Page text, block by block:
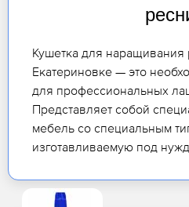
Кушетка для наращивания
Екатериновке — это
для профессиональных
Представляет собой
мебель со специальным
изготавливаемую под